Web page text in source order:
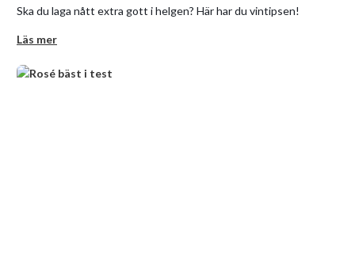
Ska du laga nått extra gott i helgen? Här har du vintipsen!
Läs mer